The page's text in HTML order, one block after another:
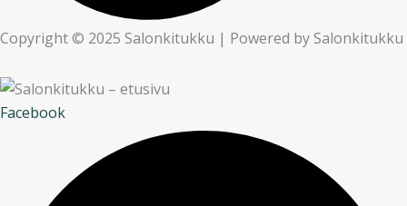
Copyright © 2025 Salonkitukku | Powered by Salonkitukku
Facebook